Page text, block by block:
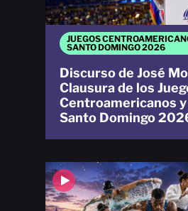
JUEGOS
SANTO DOMINGO 2026
Discurso de José
Clausura de los
Centroamericanos
Santo Domingo